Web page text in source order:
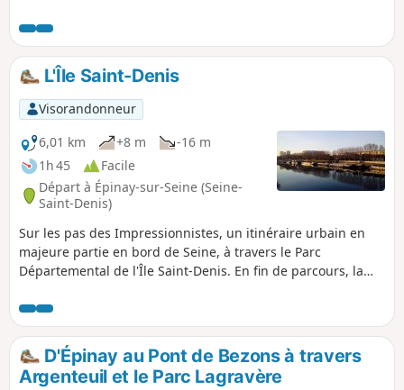
la forêt régionale des Buttes du Parisis et le Fort de
Cormeilles. ⚠️ Attention ! Cette randonnée est sans
balisage, bien suivre le descriptif, carte et boussole.
L'Île Saint-Denis
Visorandonneur
6,01 km
+8 m
-16 m
1h 45
Facile
Départ à Épinay-sur-Seine (Seine-
Saint-Denis)
Sur les pas des Impressionnistes, un itinéraire urbain en
majeure partie en bord de Seine, à travers le Parc
Départemental de l'Île Saint-Denis. En fin de parcours, la
patrimoniale à cette courte randonnée.
D'Épinay au Pont de Bezons à travers
Argenteuil et le Parc Lagravère